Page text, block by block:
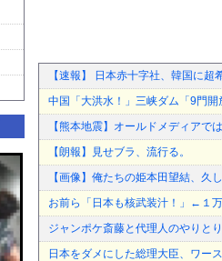
【速報】 日本赤十字社、韓国に
中国「大洪水！」三峡ダム「9門
【熊本地震】オールドメディアで
【朗報】見せブラ、流行る。
【画像】俺たちの姫本田望結、
お前ら「日本も核武装汁！」←１
ジャンポケ斎藤と代理人のやりと
日本をダメにした総理大臣、ワー